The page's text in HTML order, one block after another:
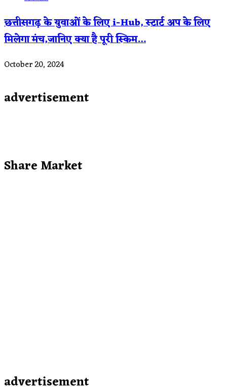
छत्तीसगढ़ के युवाओं के लिए i-Hub, स्टार्ट अप के लिए
मिलेगा मंच,जानिए क्या है पूरी स्किम…
October 20, 2024
advertisement
Share Market
advertisement